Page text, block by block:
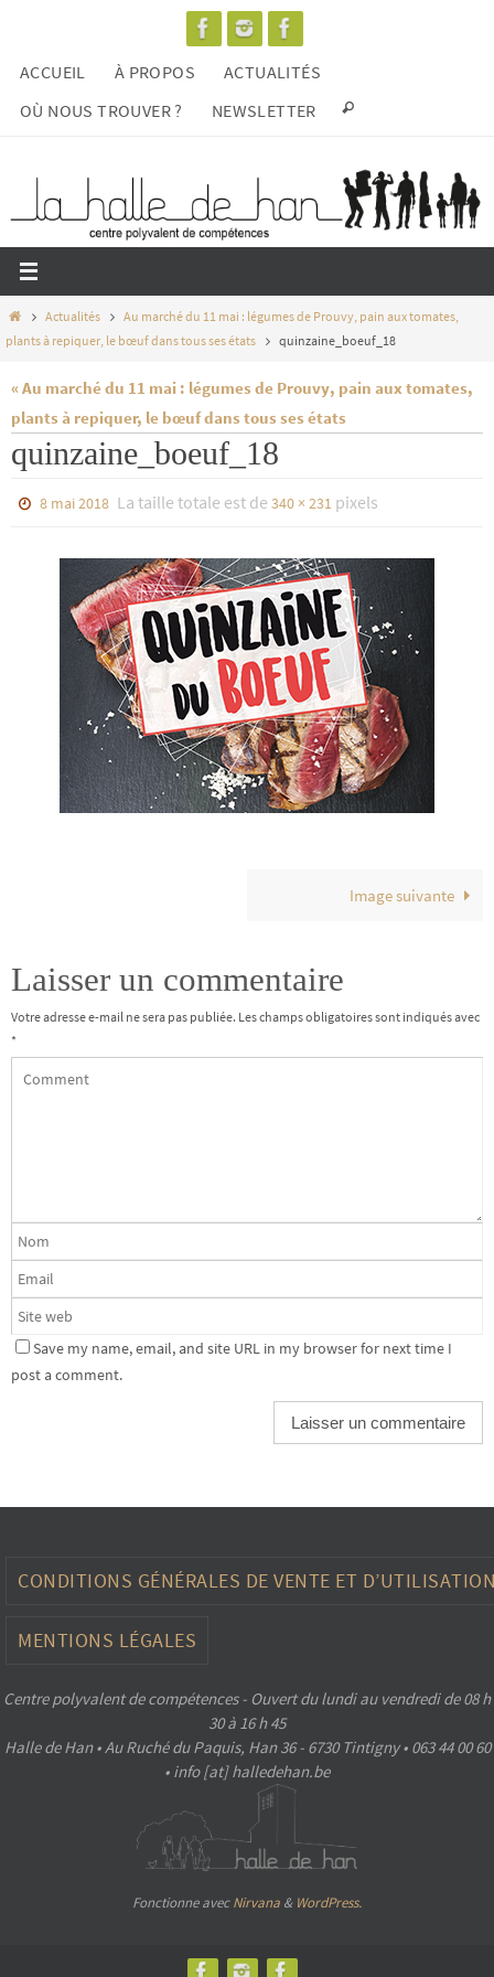
contenu
ACCUEIL À PROPOS
ACTUALITÉS
OÙ NOUS TROUVER ?
NEWSLETTER
HomeActualités
Au marché du 11 mai : légumes de Prouvy, pain aux tomates,
plants à repiquer, le bœuf dans tous ses états
quinzaine_boeuf_18
« Au marché du 11 mai : légumes de Prouvy, pain aux tomates,
plants à repiquer, le bœuf dans tous ses états
quinzaine_boeuf_18
8 mai 2018 La taille totale est de340 × 231 pixels
Image suivante
Laisser un commentaire
Votre adresse e-mail ne sera pas publiée. Les champs obligatoires sont indiqués avec
*
Save my name, email, and site URL in my browser for next time I
post a comment.
CONDITIONS GÉNÉRALES DE VENTE ET
MENTIONS LÉGALES
Centre polyvalent de compétences - Ouvert du lundi au vendredi de 08 h
30 à 16 h 45
Halle de Han • Au Ruché du Paquis, Han 36 - 6730 Tintigny • 063 44 00 60
• info [at] halledehan.be
Fonctionne avecNirvana & WordPress.